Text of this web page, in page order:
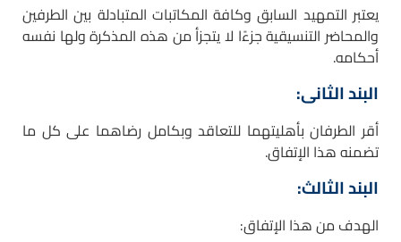
يعتبر التمهيد السابق وكافة المكاتبات المتبادلة بين الطرفين
والمحاضر التنسيقية جزءًا لا يتجزأ من هذه المذكرة ولها نفسه
أحكامه.
البند الثانى:
أقر الطرفان بأهليتهما للتعاقد وبكامل رضاهما على كل ما
تضمنه هذا الإتفاق.
البند الثالث:
الهدف من هذا الإتفاق: